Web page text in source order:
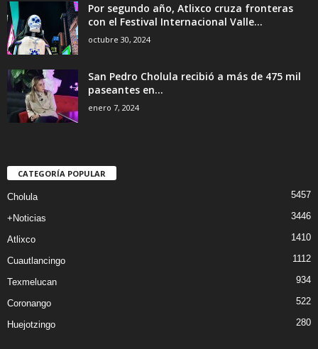
Por segundo año, Atlixco cruza fronteras
con el Festival Internacional Valle...
octubre 30, 2024
San Pedro Cholula recibió a más de 475 mil
paseantes en...
enero 7, 2024
CATEGORÍA POPULAR
Cholula 5457
+Noticias 3446
Atlixco 1410
Cuautlancingo 1112
Texmelucan 934
Coronango 522
Huejotzingo 280